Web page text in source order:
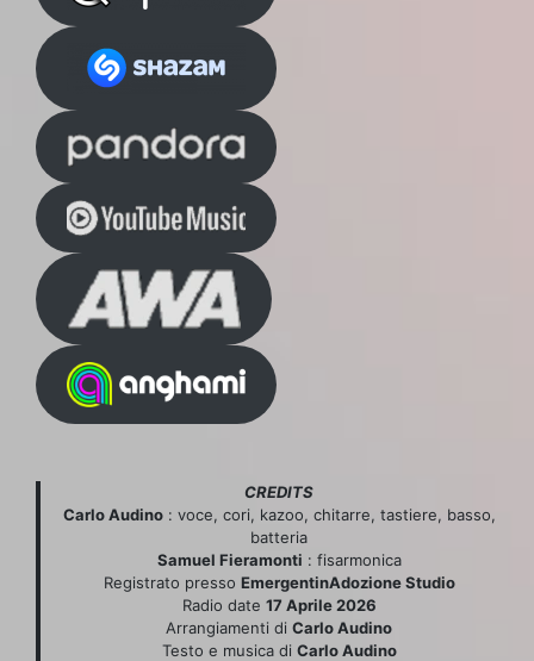
CREDITS
Carlo Audino: voce, cori, kazoo, chitarre, tastiere, basso,
batteria
Samuel Fieramonti : fisarmonica
Registrato presso EmergentinAdozione Studio
Radio date 17 Aprile 2026
Arrangiamenti di Carlo Audino
Testo e musica di Carlo Audino